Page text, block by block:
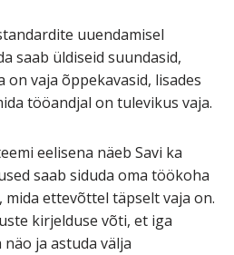
uuendamisel
saab üldiseid suundasid,
vaja õppekavasid, lisades
tööandjal on tulevikus vaja.
eelisena näeb Savi ka
saab siduda oma töökoha
ettevõttel täpselt vaja on.
kirjelduse võti, et iga
ja astuda välja